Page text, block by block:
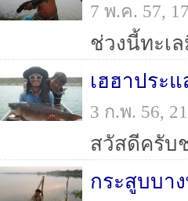
7 พ.ค. 57,
เฮฮาประ
3 ก.พ. 56,
กระสูบบา